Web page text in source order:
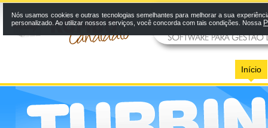
Início
Nós usamos cookies e outras tecnologias semelhantes para melhorar a sua
personalizado. Ao utilizar nossos serviços, você concorda com tais condições. Nossa